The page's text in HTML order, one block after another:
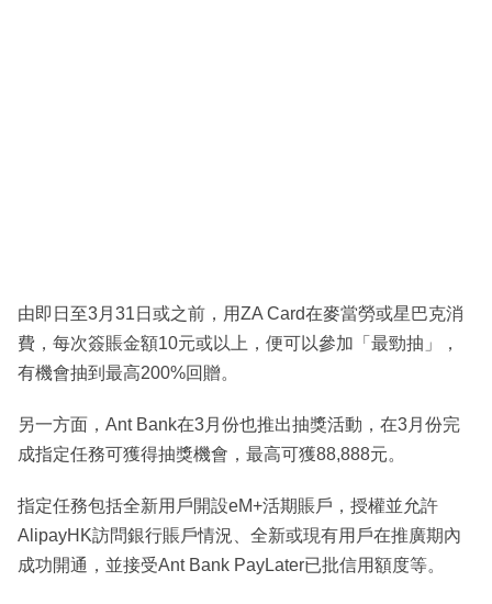
由即日至3月31日或之前，用ZA Card在麥當勞或星巴克消
費，每次簽賬金額10元或以上，便可以參加「最勁抽」，
有機會抽到最高200%回贈。
另一方面，Ant Bank在3月份也推出抽獎活動，在3月份完
成指定任務可獲得抽獎機會，最高可獲88,888元。
指定任務包括全新用戶開設eM+活期賬戶，授權並允許
AlipayHK訪問銀行賬戶情況、全新或現有用戶在推廣期內
成功開通，並接受Ant Bank PayLater已批信用額度等。